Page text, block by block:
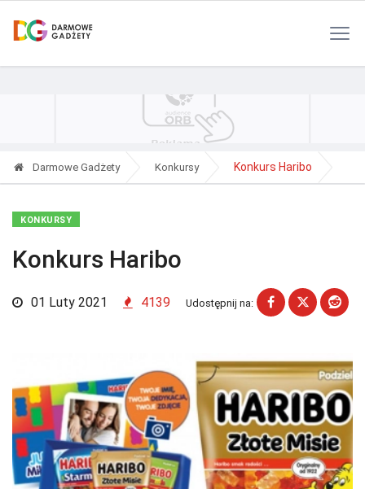
Darmowe Gadżety Konkursy Konkurs Haribo
KONKURSY
Konkurs Haribo
01 Luty 2021 4139 Udostępnij na: